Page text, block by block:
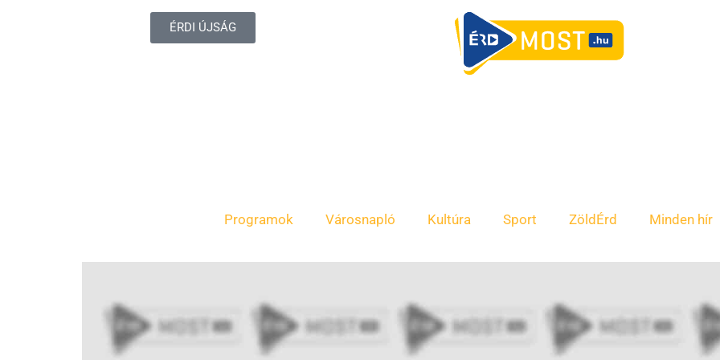
ÉRDI ÚJSÁG
Programok Városnapló Kultúra Sport ZöldÉrd Minden hír